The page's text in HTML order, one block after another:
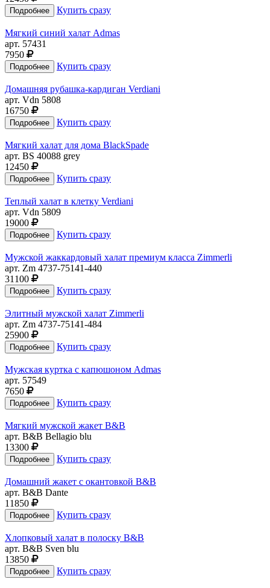
Купить сразу
Мягкий синий халат Admas
арт. 57431
7950
Купить сразу
Домашняя рубашка-кардиган Verdiani
арт. Vdn 5808
16750
Купить сразу
Мягкий халат для дома BlackSpade
арт. BS 40088 grey
12450
Купить сразу
Теплый халат в клетку Verdiani
арт. Vdn 5809
19000
Купить сразу
Мужской жаккардовый халат премиум класса Zimmerli
арт. Zm 4737-75141-440
31100
Купить сразу
Элитный мужской халат Zimmerli
арт. Zm 4737-75141-484
25900
Купить сразу
Мужская куртка с капюшоном Admas
арт. 57549
7650
Купить сразу
Мягкий мужской жакет B&B
арт. B&B Bellagio blu
13300
Купить сразу
Домашний жакет с окантовкой B&B
арт. B&B Dante
11850
Купить сразу
Хлопковый халат в полоску B&B
арт. B&B Sven blu
13850
Купить сразу